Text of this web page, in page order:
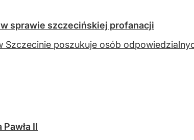
sprawie szczecińskiej profanacji
Szczecinie poszukuje osób
II